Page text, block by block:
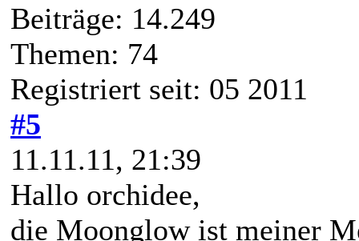
Beiträge: 14.249
Themen: 74
Registriert seit: 05 2011
#5
11.11.11, 21:39
Hallo orchidee,
die Moonglow ist meiner